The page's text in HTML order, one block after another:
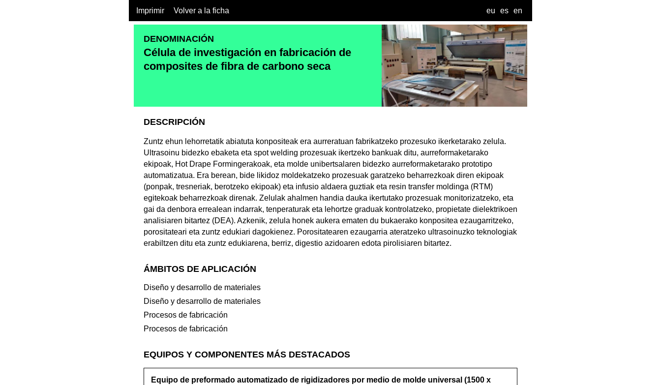
Imprimir Volver a la ficha eu es en
DENOMINACIÓN
Célula de investigación en fabricación de
composites de fibra de carbono seca
DESCRIPCIÓN
Zuntz ehun lehorretatik abiatuta konpositeak era aurreratuan fabrikatzeko prozesuko ikerketarako zelula.
Ultrasoinu bidezko ebaketa eta spot welding prozesuak ikertzeko bankuak ditu, aurreformaketarako
ekipoak, Hot Drape Formingerakoak, eta molde unibertsalaren bidezko aurreformaketarako prototipo
automatizatua. Era berean, bide likidoz moldekatzeko prozesuak garatzeko beharrezkoak diren ekipoak
(ponpak, tresneriak, berotzeko ekipoak) eta infusio aldaera guztiak eta resin transfer moldinga (RTM)
egitekoak beharrezkoak direnak. Zelulak ahalmen handia dauka ikertutako prozesuak monitorizatzeko, eta
gai da denbora errealean indarrak, tenperaturak eta lehortze graduak kontrolatzeko, propietate dielektrikoen
analisiaren bitartez (DEA). Azkenik, zelula honek aukera ematen du bukaerako konpositea ezaugarritzeko,
porositateari eta zuntz edukiari dagokienez. Porositatearen ezaugarria ateratzeko ultrasoinuzko teknologiak
erabiltzen ditu eta zuntz edukiarena, berriz, digestio azidoaren edota pirolisiaren bitartez.
ÁMBITOS DE APLICACIÓN
Diseño y desarrollo de materiales
Diseño y desarrollo de materiales
Procesos de fabricación
Procesos de fabricación
EQUIPOS Y COMPONENTES MÁS DESTACADOS
Equipo de preformado automatizado de rigidizadores por medio de molde universal (1500 x